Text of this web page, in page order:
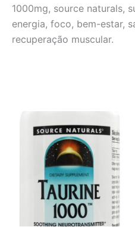
1000mg, source naturals,
energia, foco, bem-estar,
recuperação muscular.